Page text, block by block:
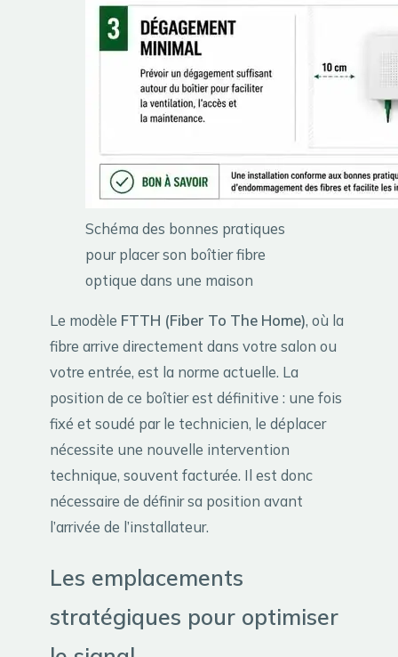
Schéma des bonnes pratiques
pour placer son boîtier fibre
optique dans une maison
Le modèle FTTH (Fiber To The Home), où la
fibre arrive directement dans votre salon ou
votre entrée, est la norme actuelle. La
position de ce boîtier est définitive : une fois
fixé et soudé par le technicien, le déplacer
nécessite une nouvelle intervention
technique, souvent facturée. Il est donc
nécessaire de définir sa position avant
l’arrivée de l’installateur.
Les emplacements
stratégiques pour optimiser